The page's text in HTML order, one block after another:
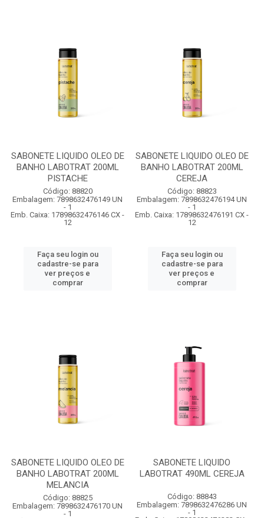
SABONETE LIQUIDO OLEO DE
BANHO LABOTRAT 200ML
PISTACHE
Código: 88820
Embalagem: 7898632476149 UN
- 1
Emb. Caixa: 17898632476146 CX -
12
Faça seu login ou
cadastre-se para
ver preços e
comprar
SABONETE LIQUIDO OLEO DE
BANHO LABOTRAT 200ML
CEREJA
Código: 88823
Embalagem: 7898632476194 UN
- 1
Emb. Caixa: 17898632476191 CX -
12
Faça seu login ou
cadastre-se para
ver preços e
comprar
SABONETE LIQUIDO OLEO DE
BANHO LABOTRAT 200ML
MELANCIA
Código: 88825
Embalagem: 7898632476170 UN
- 1
SABONETE LIQUIDO
LABOTRAT 490ML CEREJA
Código: 88843
Embalagem: 7898632476286 UN
- 1